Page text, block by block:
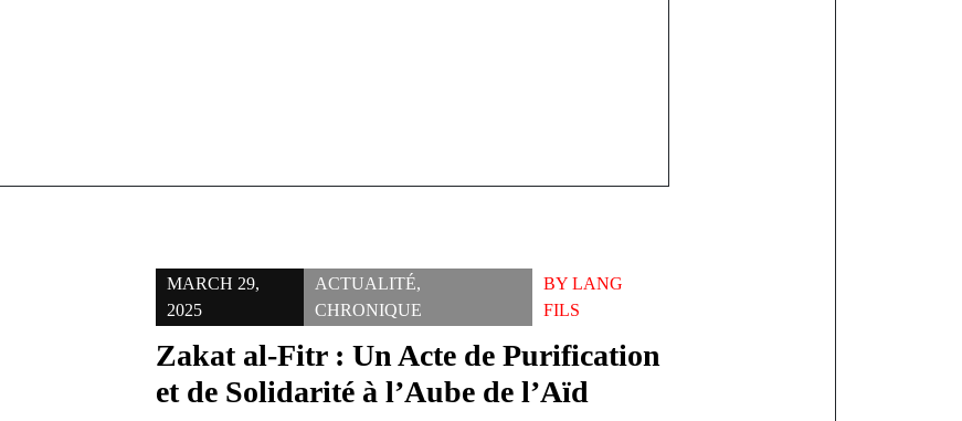
MARCH 29,
2025
ACTUALITÉ,
CHRONIQUE
BYLANG
FILS
Zakat al-Fitr : Un Acte de Purification
et de Solidarité à l’Aube de l’Aïd